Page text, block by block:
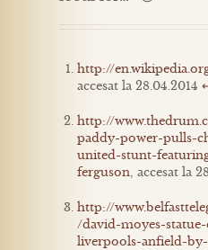
http://
accesat la 28.04.2014
http://
paddy-power-pulls-
united-stunt-
ferguson, accesat la
http://
/david-moyes-
liverpools-anfield-